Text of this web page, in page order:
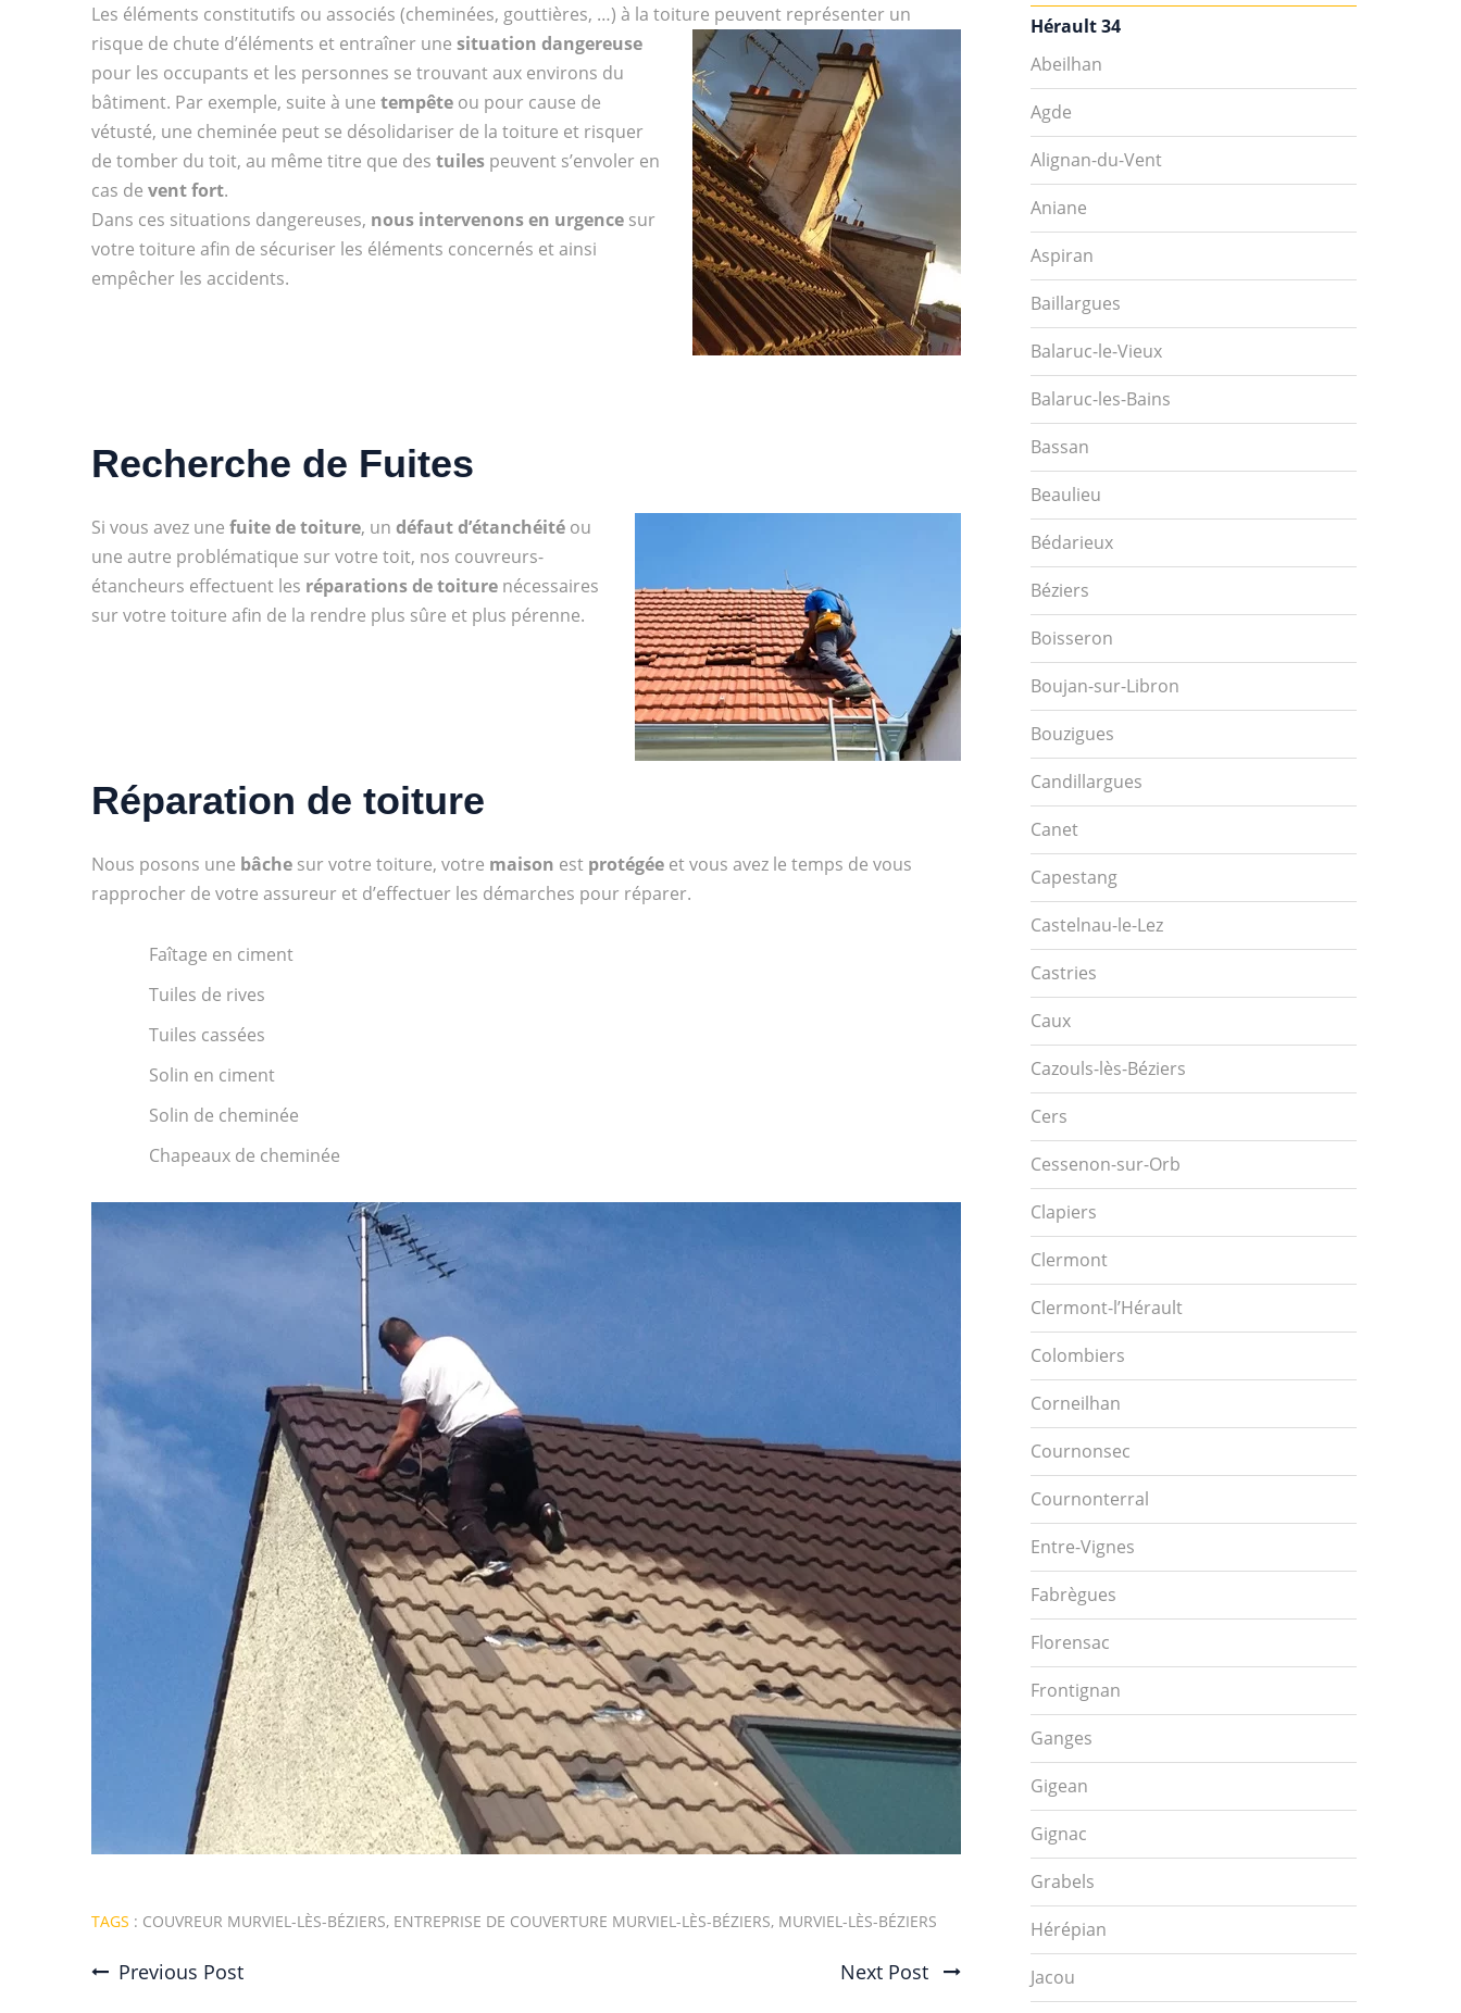
Les éléments constitutifs ou associés (cheminées, gouttières, …) à la toiture peuvent représenter un
risque de chute d’éléments et entraîner une situation dangereuse
pour les occupants et les personnes se trouvant aux environs du
bâtiment. Par exemple, suite à une tempête ou pour cause de
vétusté, une cheminée peut se désolidariser de la toiture et risquer
de tomber du toit, au même titre que des tuiles peuvent s’envoler en
cas de vent fort.
Dans ces situations dangereuses, nous intervenons en urgence sur
votre toiture afin de sécuriser les éléments concernés et ainsi
empêcher les accidents.
Recherche de Fuites
Si vous avez une fuite de toiture, un défaut d’étanchéité ou
une autre problématique sur votre toit, nos couvreurs-
étancheurs effectuent les réparations de toiture nécessaires
sur votre toiture afin de la rendre plus sûre et plus pérenne.
Réparation de toiture
Nous posons une bâche sur votre toiture, votre maison est protégée et vous avez le temps de vous
rapprocher de votre assureur et d’effectuer les démarches pour réparer.
Faîtage en ciment
Tuiles de rives
Tuiles cassées
Solin en ciment
Solin de cheminée
Chapeaux de cheminée
TAGS : COUVREUR MURVIEL-LÈS-BÉZIERS, ENTREPRISE DE COUVERTURE MURVIEL-LÈS-BÉZIERS, MURVIEL-LÈS-BÉZIERS
Post
Previous Post Next Post
Hérault 34
Abeilhan
Agde
Alignan-du-Vent
Aniane
Aspiran
Baillargues
Balaruc-le-Vieux
Balaruc-les-Bains
Bassan
Beaulieu
Bédarieux
Béziers
Boisseron
Boujan-sur-Libron
Bouzigues
Candillargues
Canet
Capestang
Castelnau-le-Lez
Castries
Caux
Cazouls-lès-Béziers
Cers
Cessenon-sur-Orb
Clapiers
Clermont
Clermont-l’Hérault
Colombiers
Corneilhan
Cournonsec
Cournonterral
Entre-Vignes
Fabrègues
Florensac
Frontignan
Ganges
Gigean
Gignac
Grabels
Hérépian
Jacou